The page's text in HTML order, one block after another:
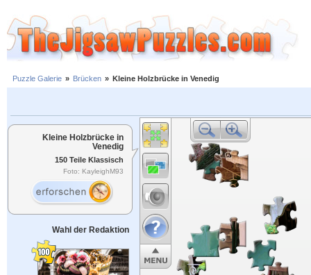
Puzzle Galerie » Brücken » Kleine Holzbrücke in Venedig
Kleine Holzbrücke in
Venedig
150 Teile Klassisch
Foto: KayleighM93
Wahl der Redaktion